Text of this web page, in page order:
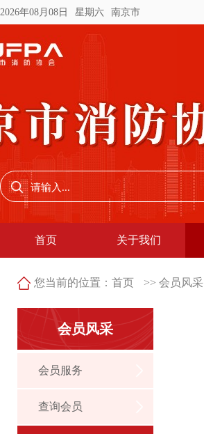
2026年08月08日 星期六 南京市
首页 关于我们
您当前的位置： 首页 >> 会员风采
会员风采
会员服务
查询会员